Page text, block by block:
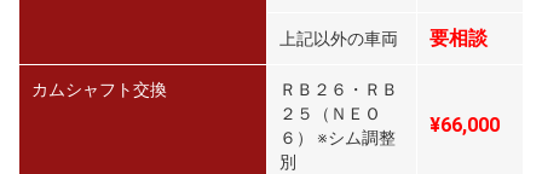
上記以外の車両 要相談
カムシャフト交換
ＲＢ２６・ＲＢ
２５（ＮＥＯ
６） ※シム調整
別
¥66,000